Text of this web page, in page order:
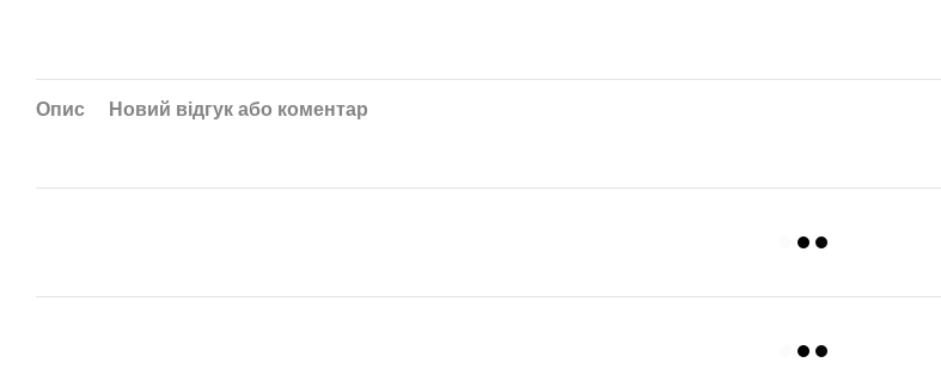
Опис Новий відгук або коментар